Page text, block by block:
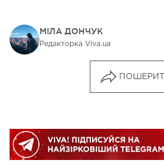
МІЛА ДОНЧУК
Редакторка Viva.ua